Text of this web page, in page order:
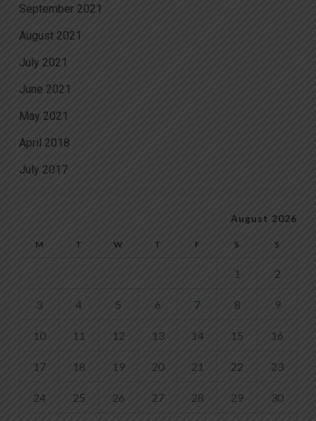
September 2021
August 2021
July 2021
June 2021
May 2021
April 2018
July 2017
August 2026
M T W T F S S
1 2
3 4 5 6 7 8 9
10 11 12 13 14 15 16
17 18 19 20 21 22 23
24 25 26 27 28 29 30